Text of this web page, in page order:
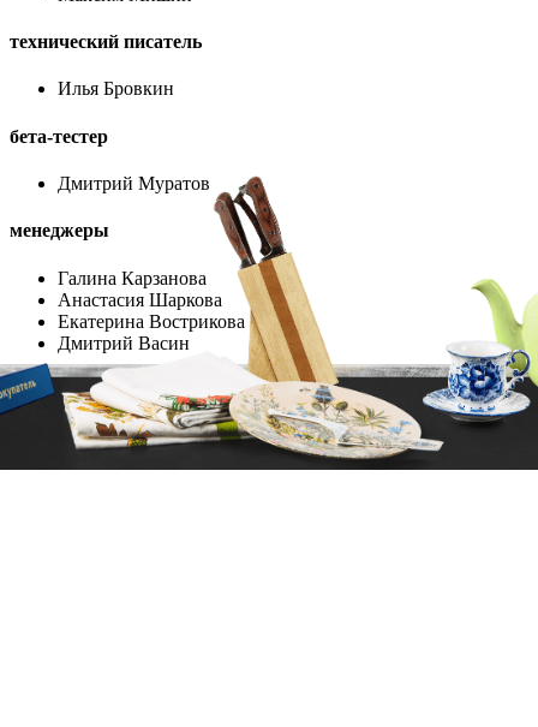
технический писатель
Илья Бровкин
бета-тестер
Дмитрий Муратов
менеджеры
Галина Карзанова
Анастасия Шаркова
Екатерина Вострикова
Дмитрий Васин
Сайты Торговля
Интернет-магазины
Электропочта: mailbox@artlebedev.ru
Адреса и телефоны
© 1995–2026Студия Артемия Лебедева